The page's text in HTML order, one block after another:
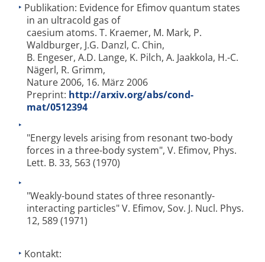
Publikation: Evidence for Efimov quantum states
in an ultracold gas of
caesium atoms. T. Kraemer, M. Mark, P.
Waldburger, J.G. Danzl, C. Chin,
B. Engeser, A.D. Lange, K. Pilch, A. Jaakkola, H.-C.
Nägerl, R. Grimm,
Nature 2006, 16. März 2006
Preprint: http://arxiv.org/abs/cond-
mat/0512394
"Energy levels arising from resonant two-body
forces in a three-body system", V. Efimov, Phys.
Lett. B. 33, 563 (1970)
"Weakly-bound states of three resonantly-
interacting particles" V. Efimov, Sov. J. Nucl. Phys.
12, 589 (1971)
Kontakt: